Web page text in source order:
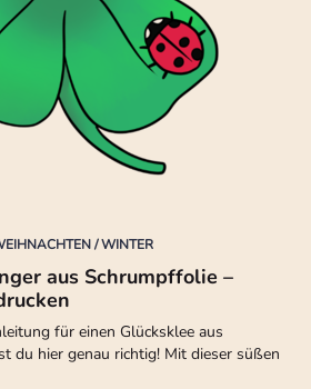
/ WINTER
aus Schrumpffolie –
für einen Glücksklee aus
du hier genau richtig! Mit dieser süßen